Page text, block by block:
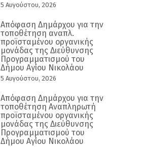
5 Αυγούστου, 2026
Απόφαση Δημάρχου για την
τοποθέτηση αναπλ.
προϊσταμένου οργανικής
μονάδας της Διεύθυνσης
Προγραμματισμού του
Δήμου Αγίου Νικολάου
5 Αυγούστου, 2026
Απόφαση Δημάρχου για την
τοποθέτηση Αναπληρωτή
προϊσταμένου οργανικής
μονάδας της Διεύθυνσης
Προγραμματισμού του
Δήμου Αγίου Νικολάου